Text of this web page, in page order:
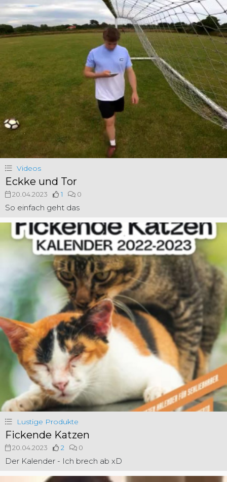
Videos
Eckke und Tor
20.04.2023 1 0
So einfach geht das
Lustige Produkte
Fickende Katzen
20.04.2023 2 0
Der Kalender - Ich brech ab xD